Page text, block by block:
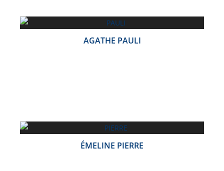
AGATHE PAULI
ÉMELINE PIERRE